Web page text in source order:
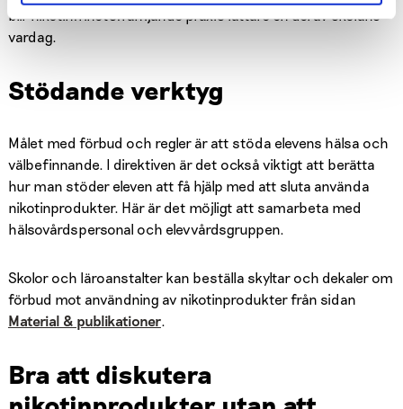
blir nikotinfrihetsfrämjande praxis lättare en del av skolans
vardag.
Stödande verktyg
Målet med förbud och regler är att stöda elevens hälsa och
välbefinnande. I direktiven är det också viktigt att berätta
hur man stöder eleven att få hjälp med att sluta använda
nikotinprodukter. Här är det möjligt att samarbeta med
hälsovårdspersonal och elevvårdsgruppen.
Skolor och läroanstalter kan beställa skyltar och dekaler om
förbud mot användning av nikotinprodukter från sidan
Material & publikationer.
Bra att diskutera